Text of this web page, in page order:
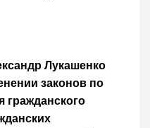
Лукашенко
законов по
гражданского